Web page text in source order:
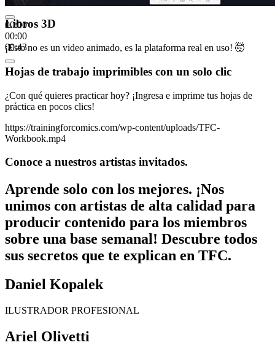
00:00
00:00
00:43
Libros 3D
¡Esto no es un video animado, es la plataforma real en uso! 🤯
Hojas de trabajo imprimibles con un solo clic
¿Con qué quieres practicar hoy? ¡Ingresa e imprime tus hojas de
práctica en pocos clics!
https://trainingforcomics.com/wp-content/uploads/TFC-
Workbook.mp4
Conoce a nuestros artistas invitados.
Aprende solo con los mejores. ¡Nos
unimos con artistas de alta calidad para
producir contenido para los miembros
sobre una base semanal! Descubre todos
sus secretos que te explican en TFC.
Daniel Kopalek
ILUSTRADOR PROFESIONAL
Ariel Olivetti